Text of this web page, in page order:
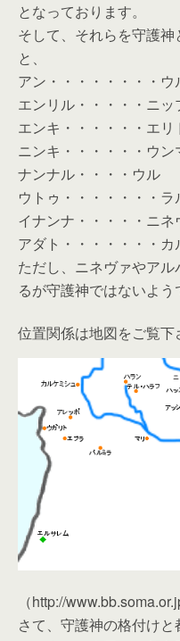
となっております。
そして、それらを守護神
と、
アン・・・・・・・・ウ
エンリル・・・・・ニッ
エンキ・・・・・・エリ
ニンキ・・・・・・ウン
ナンナル・・・・ウル
ウトゥ・・・・・・・
イナンナ・・・・・ニ
アダト・・・・・・・
ただし、ニネヴァやア
るが守護神ではないよう
位置関係は地図をご覧下
（http://
さて、守護神の格付け